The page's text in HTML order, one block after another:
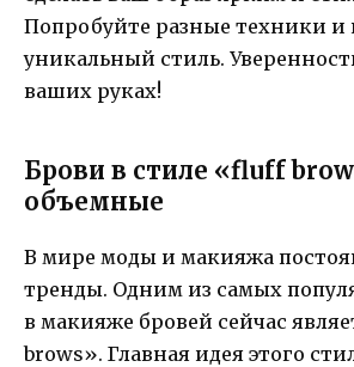
Попробуйте разные техники и
уникальный стиль.
ваших руках!
Брови в стиле «fluff
объемные
В мире моды и макияжа
тренды. Одним из самых
в макияже бровей сейчас
brows». Главная идея этого